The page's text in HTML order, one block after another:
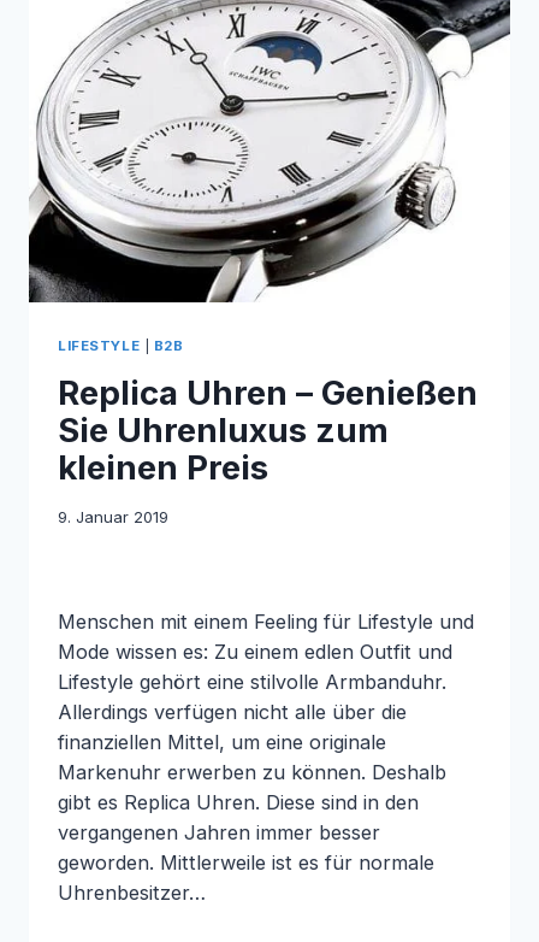
UNBESCHWERTE
SOMMERZEIT
LIFESTYLE B2B
Replica Uhren – Genießen
Sie Uhrenluxus zum
kleinen Preis
9. Januar 2019
Menschen mit einem Feeling für Lifestyle und
Mode wissen es: Zu einem edlen Outfit und
Lifestyle gehört eine stilvolle Armbanduhr.
Allerdings verfügen nicht alle über die
finanziellen Mittel, um eine originale
Markenuhr erwerben zu können. Deshalb
gibt es Replica Uhren. Diese sind in den
vergangenen Jahren immer besser
geworden. Mittlerweile ist es für normale
Uhrenbesitzer…